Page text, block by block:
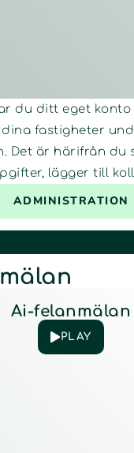
du ditt eget
fastigheter
Det är härifrån du
lägger till
ADMINISTRATION
Ai-felanmälan
PLAY